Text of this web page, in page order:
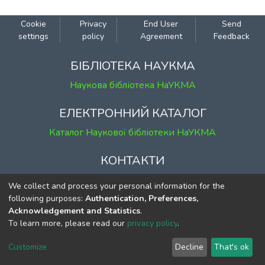
Cookie
settings
Privacy
policy
End User
Agreement
Send
Feedback
БІБЛІОТЕКА НАУКМА
Наукова бібліотека НаУКМА
ЕЛЕКТРОННИЙ КАТАЛОГ
Каталог Наукової бібліотеки НаУКМА
КОНТАКТИ
м. Київ, вул. Григорія Сковороди, 2
к. 1, к. 120
тел. (044) 463-69-31
ekmair@ukma.edu.ua
We collect and process your personal information for the
following purposes: Authentication, Preferences,
Acknowledgement and Statistics.
To learn more, please read our privacy policy.
Customize Decline That's ok